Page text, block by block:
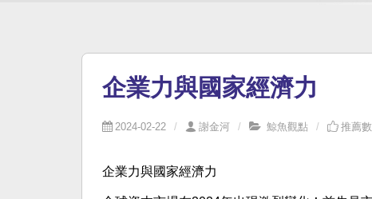
企業力與國家經濟力
2024-02-22 謝金河 鯨魚觀點 推薦
企業力與國家經濟力